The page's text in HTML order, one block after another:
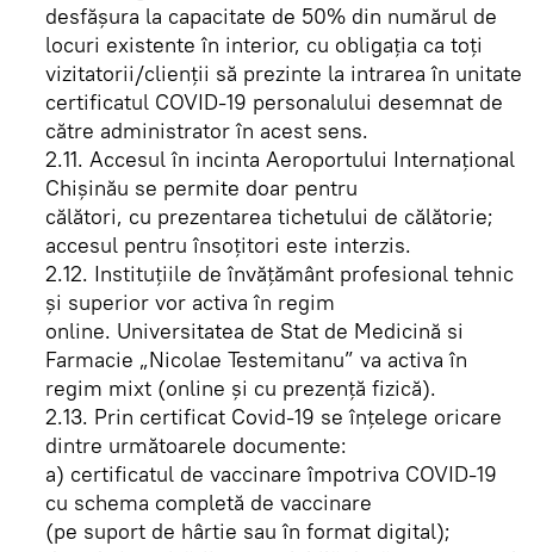
desfăşura la capacitate de 50% din numărul de
locuri existente în interior, cu obligaţia ca toţi
vizitatorii/clienţii să prezinte la intrarea în unitate
certificatul COVID-19 personalului desemnat de
către administrator în acest sens.
2.11. Accesul în incinta Aeroportului Internaţional
Chişinău se permite doar pentru
călători, cu prezentarea tichetului de călătorie;
accesul pentru însoţitori este interzis.
2.12. Instituţiile de învăţământ profesional tehnic
şi superior vor activa în regim
online. Universitatea de Stat de Medicină si
Farmacie „Nicolae Testemitanu” va activa în
regim mixt (online şi cu prezenţă fizică).
2.13. Prin certificat Covid-19 se înţelege oricare
dintre următoarele documente:
a) certificatul de vaccinare împotriva COVID-19
cu schema completă de vaccinare
(pe suport de hârtie sau în format digital);